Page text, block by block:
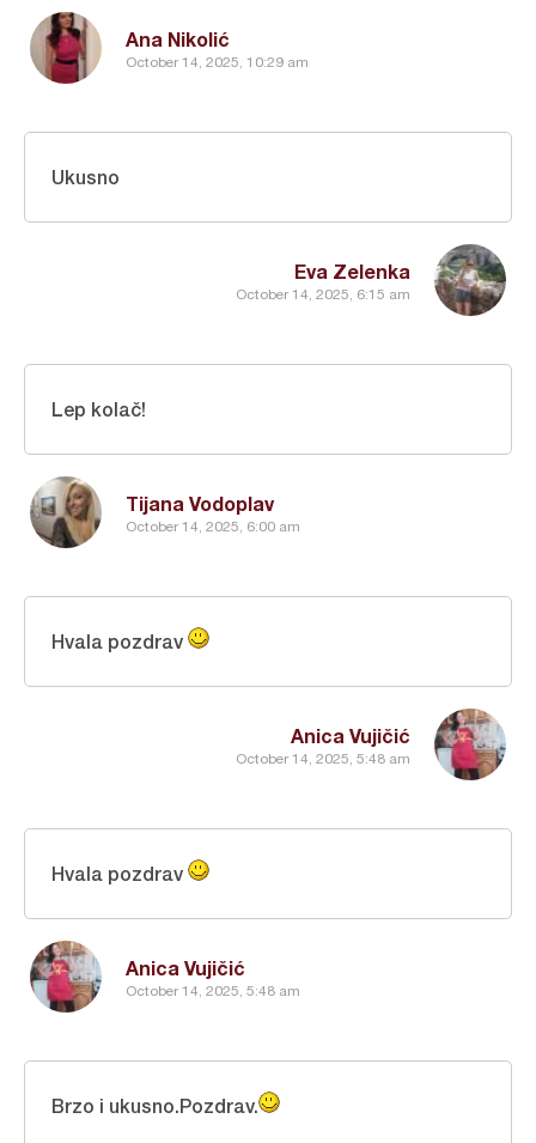
Ana Nikolić
October 14, 2025, 10:29 am
Eva Zelenka
October 14, 2025, 6:15 am
Ukusno
Tijana Vodoplav
October 14, 2025, 6:00 am
Lep kolač!
Anica Vujičić
October 14, 2025, 5:48 am
Hvala pozdrav
Anica Vujičić
October 14, 2025, 5:48 am
Hvala pozdrav
Brzo i ukusno.Pozdrav.